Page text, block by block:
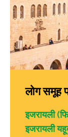
लोग समूह
इजरायली
इजरायली